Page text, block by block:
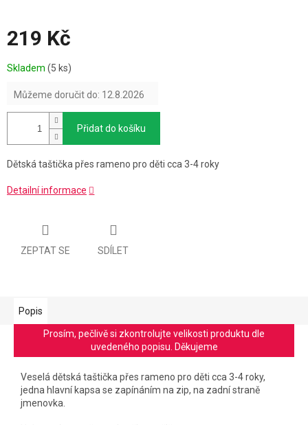
219 Kč
cena:
Skladem (5 ks)
Můžeme doručit do: 12.8.2026
Přidat do košíku
Dětská taštička přes rameno pro děti cca 3-4 roky
Detailní informace
ZEPTAT SE SDÍLET
Popis
Prosím, pečlivě si zkontrolujte velikosti produktu dle
uvedeného popisu. Děkujeme
Veselá dětská taštička přes rameno pro děti cca 3-4 roky,
jedna hlavní kapsa se zapínáním na zip, na zadní straně
jmenovka.